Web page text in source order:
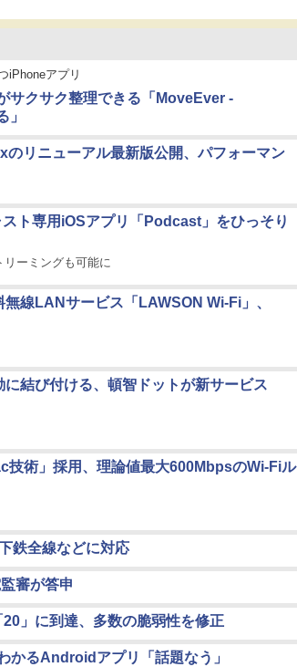
iPhoneアプリ
サクサク整理できる「MoveEver -
」
リニューアル最新版公開、パフォーマン
ト専用iOSアプリ「Podcast」をひっそり
ーミングも可能に
無線LANサービス「LAWSON Wi-Fi」、
結び付ける、頓智ドットが新サービス
技術」採用、理論値最大600MbpsのWi-Fiル
鉄全線などに対応
審が答申
」に到達、多数の脆弱性を修正
かるAndroidアプリ「話題なう」